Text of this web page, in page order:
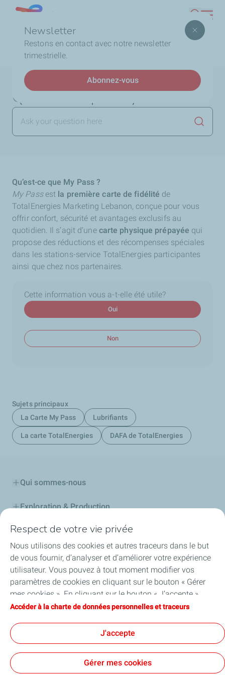
contenu
Newsletter
Restons en contact avec notre newsletter
trimestrielle.
Abonnez-vous
Lebanon
d'Ariane
Accueil FAQ La Carte My Pass
Qu’est-ce que My
Pass ?
Qu’est-ce que My Pass ?
Qu’est-ce que My Pass ?
My Pass est la première carte de fidélité de
TotalEnergies Marketing Lebanon, conçue pour vous
offrir confort, sécurité et avantages exclusifs au
quotidien. Il s’agit d’une carte physique prépayée qui
propose des réductions et des récompenses spéciales
dans les stations-service TotalEnergies participantes
ainsi que chez nos partenaires.
Cette information vous a-t-elle été utile?
Oui
Non
Sujets principaux
La Carte My Pass
Lubrifiants
La carte TotalEnergies DAFA de TotalEnergies
Qui sommes-nous
Exploration & Production
Stations Service
Lubrifiants Automobiles
Professionnels
TotalEnergies DAFA
Respect de votre vie privée
Nous utilisons des cookies et autres traceurs dans le but
de vous fournir, d’analyser et d’améliorer votre expérience
utilisateur. Vous pouvez à tout moment modifier vos
paramètres de cookies en cliquant sur le bouton « Gérer
mes cookies ». En cliquant sur le bouton « J’accepte »,
vous acceptez le dépôt de l’ensemble des cookies. Dans le
techniques nécessaires au bon fonctionnement du site
seront utilisés. Pour plus d’informations, vous pouvez
consulter la page « Charte de données personnelles et
traceurs ».
Accéder à la charte de données personnelles et traceurs
J'accepte
Gérer mes cookies